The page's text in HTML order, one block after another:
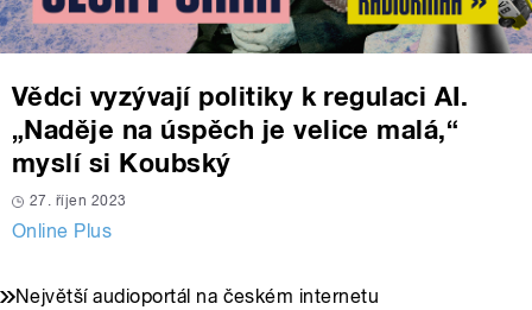
Vědci vyzývají politiky k regulaci AI.
„Naděje na úspěch je velice malá,“
myslí si Koubský
27. říjen 2023
Online Plus
Největší audioportál na českém internetu